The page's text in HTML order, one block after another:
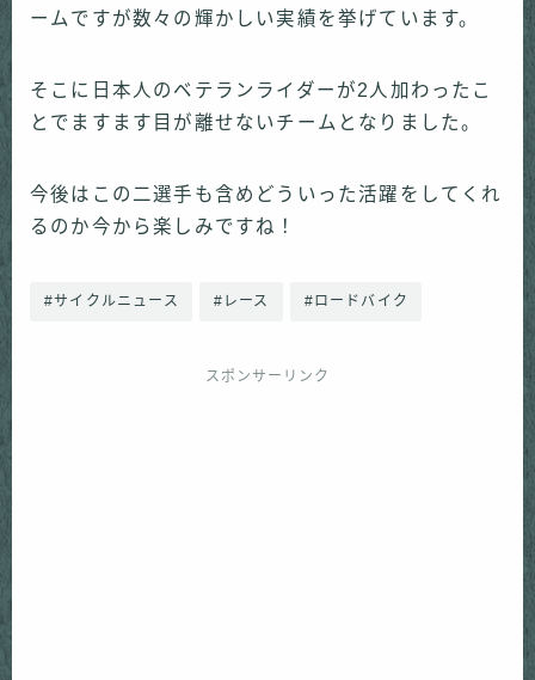
ームですが数々の輝かしい実績を挙げています。
そこに日本人のベテランライダーが2人加わったこ
とでますます目が離せないチームとなりました。
今後はこの二選手も含めどういった活躍をしてくれ
るのか今から楽しみですね！
#サイクルニュース #レース #ロードバイク
スポンサーリンク